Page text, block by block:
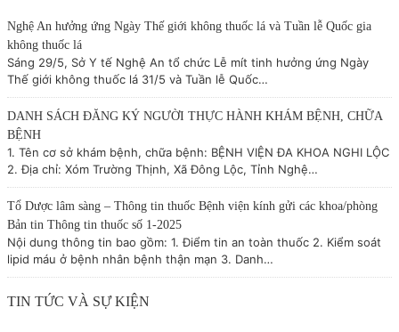
Nghệ An hưởng ứng Ngày Thế giới không thuốc lá và Tuần lễ Quốc gia
không thuốc lá
Sáng 29/5, Sở Y tế Nghệ An tổ chức Lễ mít tinh hưởng ứng Ngày
Thế giới không thuốc lá 31/5 và Tuần lễ Quốc…
DANH SÁCH ĐĂNG KÝ NGƯỜI THỰC HÀNH KHÁM BỆNH, CHỮA
BỆNH
1. Tên cơ sở khám bệnh, chữa bệnh: BỆNH VIỆN ĐA KHOA NGHI LỘC
2. Địa chỉ: Xóm Trường Thịnh, Xã Đông Lộc, Tỉnh Nghệ…
Tổ Dược lâm sàng – Thông tin thuốc Bệnh viện kính gửi các khoa/phòng
Bản tin Thông tin thuốc số 1-2025
Nội dung thông tin bao gồm: 1. Điểm tin an toàn thuốc 2. Kiểm soát
lipid máu ở bệnh nhân bệnh thận mạn 3. Danh…
TIN TỨC VÀ SỰ KIỆN